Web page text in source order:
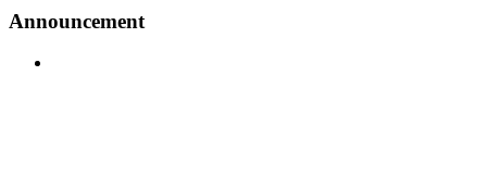
Announcement